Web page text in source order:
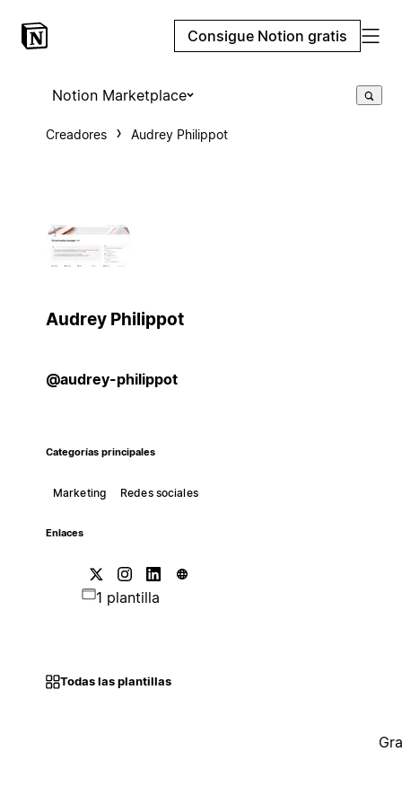
Consigue Notion gratis
Notion Marketplace
Creadores Audrey Philippot
Audrey Philippot
@audrey-philippot
Categorías principales
Marketing Redes sociales
Enlaces
1 plantilla
Todas las plantillas